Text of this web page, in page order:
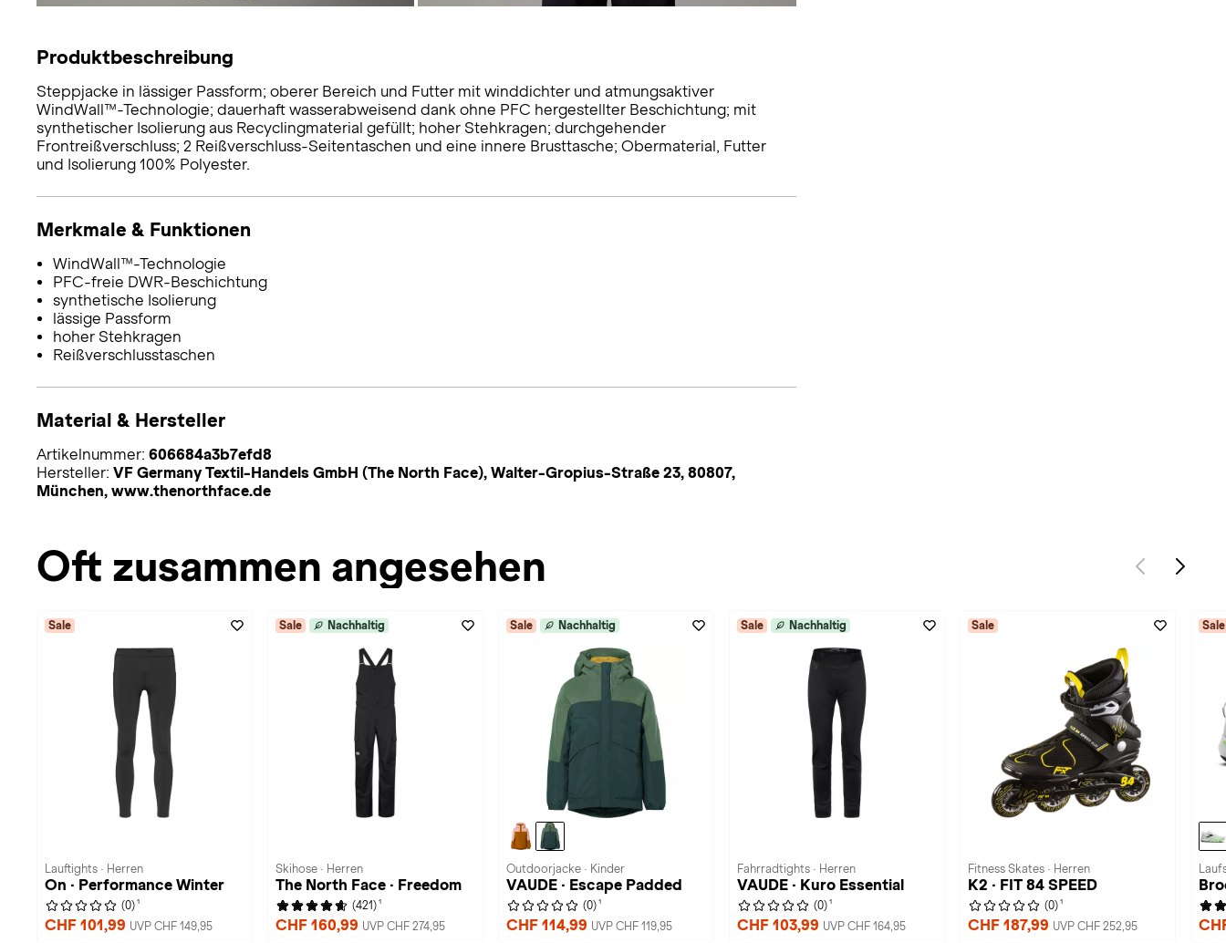
Produktbeschreibung
Steppjacke in lässiger Passform; oberer Bereich und Futter mit winddichter und atmungsaktiver
WindWall™-Technologie; dauerhaft wasserabweisend dank ohne PFC hergestellter Beschichtung; mit
synthetischer Isolierung aus Recyclingmaterial gefüllt; hoher Stehkragen; durchgehender
Frontreißverschluss; 2 Reißverschluss-Seitentaschen und eine innere Brusttasche; Obermaterial, Futter
und Isolierung 100% Polyester.
Merkmale & Funktionen
WindWall™-Technologie
PFC-freie DWR-Beschichtung
synthetische Isolierung
lässige Passform
hoher Stehkragen
Reißverschlusstaschen
Material & Hersteller
Artikelnummer: 606684a3b7efd8
Hersteller: VF Germany Textil-Handels GmbH (The North Face), Walter-Gropius-Straße 23, 80807,
München, www.thenorthface.de
Oft zusammen angesehen
Sale
Lauftights · Herren
On · Performance Winter
(0) 1
CHF 101,99 UVP CHF 149,95
Sale Nachhaltig
Skihose · Herren
The North Face · Freedom
(421) 1
CHF 160,99 UVP CHF 274,95
Sale Nachhaltig
Outdoorjacke · Kinder
VAUDE · Escape Padded
(0) 1
CHF 114,99 UVP CHF 119,95
Sale Nachhaltig
Fahrradtights · Herren
VAUDE · Kuro Essential
(0) 1
CHF 103,99 UVP CHF 164,95
Sale
Fitness Skates · Herren
K2 · FIT 84 SPEED
(0) 1
CHF 187,99 UVP CHF 252,95
Sale